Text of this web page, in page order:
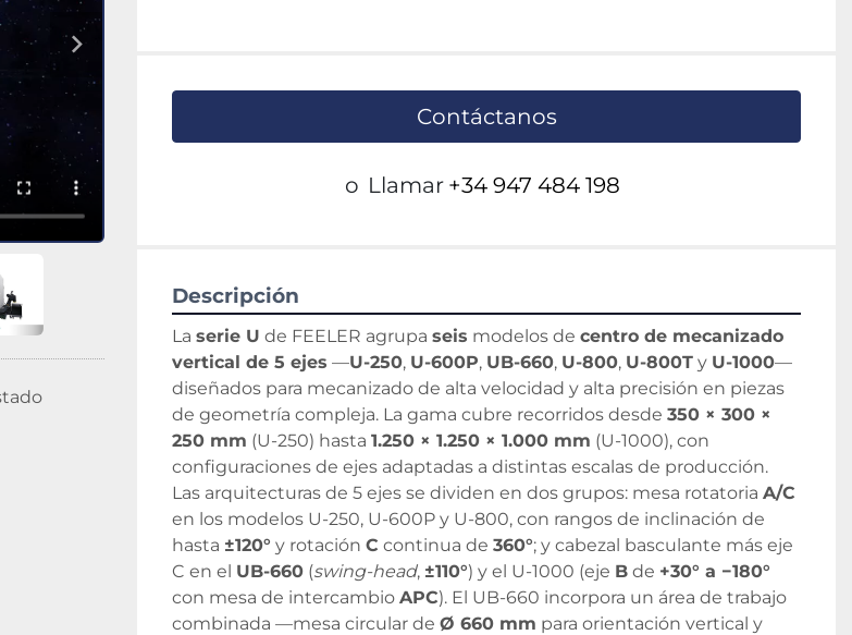
Contáctanos
o Llamar +34 947 484 198
Descripción
La serie U de FEELER agrupa seis modelos de centro de mecanizado
vertical de 5 ejes —U-250, U-600P, UB-660, U-800, U-800T y U-1000—
diseñados para mecanizado de alta velocidad y alta precisión en piezas
de geometría compleja. La gama cubre recorridos desde 350 × 300 ×
250 mm (U-250) hasta 1.250 × 1.250 × 1.000 mm (U-1000), con
configuraciones de ejes adaptadas a distintas escalas de producción.
Las arquitecturas de 5 ejes se dividen en dos grupos: mesa rotatoria A/C
en los modelos U-250, U-600P y U-800, con rangos de inclinación de
hasta ±120° y rotación C continua de 360°; y cabezal basculante más eje
C en el UB-660 (swing-head, ±110°) y el U-1000 (eje B de +30° a −180°
con mesa de intercambio APC). El UB-660 incorpora un área de trabajo
combinada —mesa circular de Ø 660 mm para orientación vertical y